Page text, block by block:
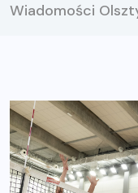
Wiadomości